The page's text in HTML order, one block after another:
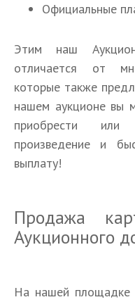
Официальные
Этим наш
отличается от
которые также
нашем аукционе вы
приобрести или
произведение и
выплату!
Продажа
Аукционного
На нашей площадке